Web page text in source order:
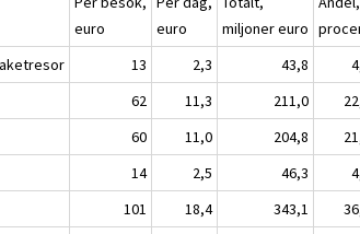
euro
euro
miljoner euro
13 2,3 43,8
62 11,3 211,0
60 11,0 204,8
14 2,5 46,3
101 18,4 343,1